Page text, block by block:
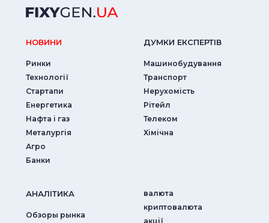
НОВИНИ
Ринки
Технології
Стартапи
Енергетика
Нафта і газ
Металургія
Агро
Банки
ДУМКИ ЕКСПЕРТIВ
Машинобудування
Транспорт
Нерухомість
Рітейл
Телеком
Хімічна
АНАЛIТИКА
Обзоры рынка
валюта
криптовалюта
акції